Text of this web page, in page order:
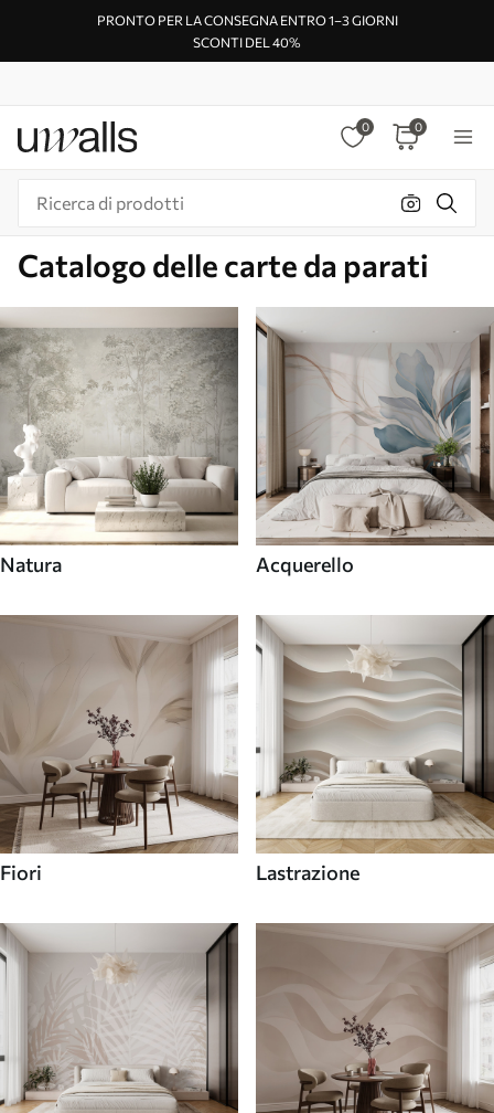
PRONTO PER LA CONSEGNA ENTRO 1–3 GIORNI
SCONTI DEL 40%
0 0
Catalogo delle carte da parati
Natura Acquerello
Fiori Lastrazione